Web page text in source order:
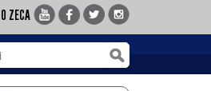
ZECA